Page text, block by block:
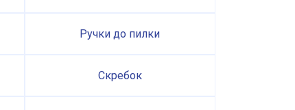
Ручки до пилки
Скребок